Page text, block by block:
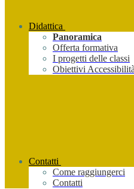
Didattica
Panoramica
Offerta formativa
I progetti delle classi
Obiettivi Accessibilità
Contatti
Come raggiungerci
Contatti